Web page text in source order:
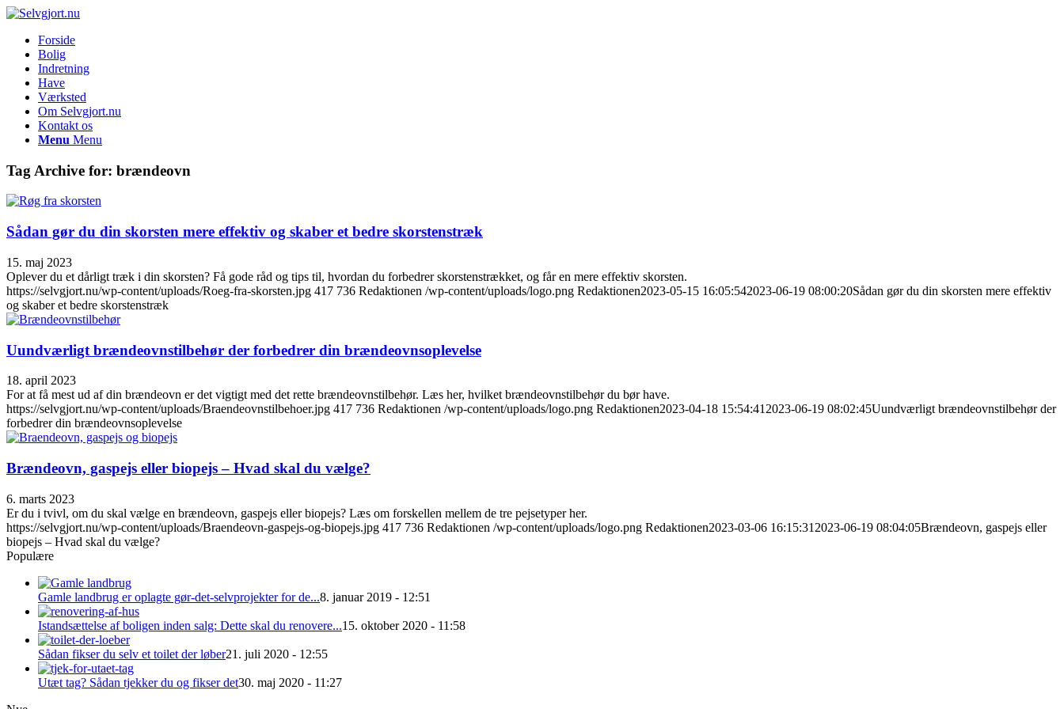
Forside
Bolig
Indretning
Have
Værksted
Om Selvgjort.nu
Kontakt os
Menu Menu
Tag Archive for: brændeovn
Sådan gør du din skorsten mere effektiv og skaber et bedre skorstenstræk
15. maj 2023
Oplever du et dårligt træk i din skorsten? Få gode råd og tips til, hvordan du forbedrer skorstenstrækket, og får en mere effektiv skorsten.
https://selvgjort.nu/wp-content/uploads/Roeg-fra-skorsten.jpg 417 736 Redaktionen /wp-content/uploads/logo.png Redaktionen2023-05-15 16:05:542023-06-19 08:00:20Sådan gør du din skorsten mere effektiv
og skaber et bedre skorstenstræk
Uundværligt brændeovnstilbehør der forbedrer din brændeovnsoplevelse
18. april 2023
For at få mest ud af din brændeovn er det vigtigt med det rette brændeovnstilbehør. Læs her, hvilket brændeovnstilbehør du bør have.
https://selvgjort.nu/wp-content/uploads/Braendeovnstilbehoer.jpg 417 736 Redaktionen /wp-content/uploads/logo.png Redaktionen2023-04-18 15:54:41 2023-06-19 08:02:45Uundværligt brændeovnstilbehør der
forbedrer din brændeovnsoplevelse
Brændeovn, gaspejs eller biopejs – Hvad skal du vælge?
6. marts 2023
Er du i tvivl, om du skal vælge en brændeovn, gaspejs eller biopejs? Læs om forskellen mellem de tre pejsetyper her.
https://selvgjort.nu/wp-content/uploads/Braendeovn-gaspejs-og-biopejs.jpg 417 736 Redaktionen /wp-content/uploads/logo.png Redaktionen2023-03-06 16:15:31 2023-06-19 08:04:05Brændeovn, gaspejs eller
biopejs – Hvad skal du vælge?
Populære
Gamle landbrug er oplagte gør-det-selvprojekter for de...8. januar 2019 - 12:51
Istandsættelse af boligen inden salg: Dette skal du renovere...15. oktober 2020 - 11:58
Sådan fikser du selv et toilet der løber21. juli 2020 - 12:55
Utæt tag? Sådan tjekker du og fikser det30. maj 2020 - 11:27